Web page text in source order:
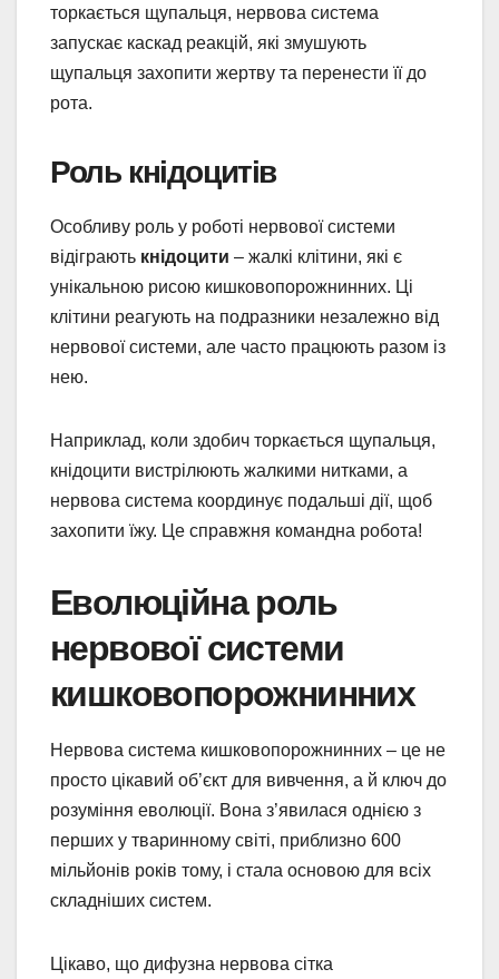
торкається щупальця, нервова система
запускає каскад реакцій, які змушують
щупальця захопити жертву та перенести її до
рота.
Роль кнідоцитів
Особливу роль у роботі нервової системи
відіграють кнідоцити – жалкі клітини, які є
унікальною рисою кишковопорожнинних. Ці
клітини реагують на подразники незалежно від
нервової системи, але часто працюють разом із
нею.
Наприклад, коли здобич торкається щупальця,
кнідоцити вистрілюють жалкими нитками, а
нервова система координує подальші дії, щоб
захопити їжу. Це справжня командна робота!
Еволюційна роль
нервової системи
кишковопорожнинних
Нервова система кишковопорожнинних – це не
просто цікавий об’єкт для вивчення, а й ключ до
розуміння еволюції. Вона з’явилася однією з
перших у тваринному світі, приблизно 600
мільйонів років тому, і стала основою для всіх
складніших систем.
Цікаво, що дифузна нервова сітка